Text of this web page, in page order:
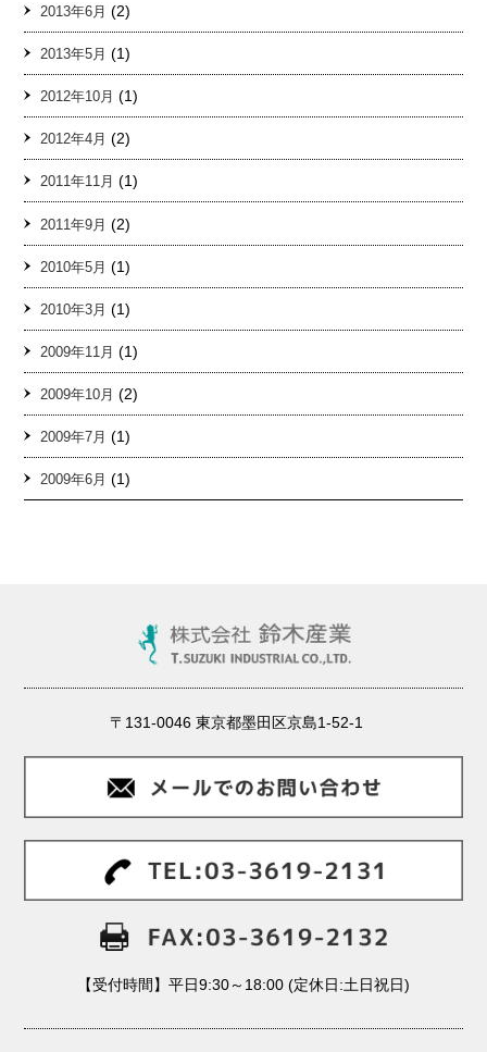
2013年6月 (2)
2013年5月 (1)
2012年10月 (1)
2012年4月 (2)
2011年11月 (1)
2011年9月 (2)
2010年5月 (1)
2010年3月 (1)
2009年11月 (1)
2009年10月 (2)
2009年7月 (1)
2009年6月 (1)
〒131-0046 東京都墨田区京島1-52-1
【受付時間】平日9:30～18:00 (定休日:土日祝日)